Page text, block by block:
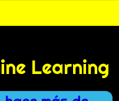
Learning